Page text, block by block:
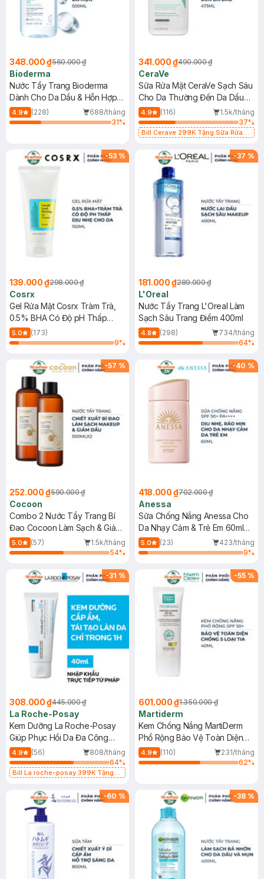
348.000 ₫560.000 ₫
Bioderma
Nước Tẩy Trang Bioderma
Dành Cho Da Dầu & Hỗn Hợp
500ml
4.9 (228)
688/tháng
31%
341.000 ₫490.000 ₫
CeraVe
Sữa Rửa Mặt CeraVe Sạch Sâu
Cho Da Thường Đến Da Dầu
473ml
4.9 (116)
1.5k/tháng
37%
Bill Cerave 299K Tặng Sữa Rửa
-53 %
139.000 ₫298.000 ₫
Cosrx
Gel Rửa Mặt Cosrx Tràm Trà,
0.5% BHA Có Độ pH Thấp
150ml
5.0
(173)
9%
-37 %
181.000 ₫289.000 ₫
L'Oreal
Nước Tẩy Trang L'Oreal Làm
Sạch Sâu Trang Điểm 400ml
4.8 (298)
734/tháng
64%
-57 %
252.000 ₫590.000 ₫
Cocoon
Combo 2 Nước Tẩy Trang Bí
Đao Cocoon Làm Sạch & Giảm
Dầu 500ml
5.0 (57)
1.5k/tháng
54%
-40 %
418.000 ₫702.000 ₫
Anessa
Sữa Chống Nắng Anessa Cho
Da Nhạy Cảm & Trẻ Em 60ml
(Mới)
5.0 (23)
423/tháng
9%
-31 %
308.000 ₫445.000 ₫
La Roche-Posay
Kem Dưỡng La Roche-Posay
Giúp Phục Hồi Da Đa Công
Dụng 40ml
4.9 (56)
808/tháng
64%
Bill La roche-posay 399K Tặng
(SL có hạn)
-55 %
601.000 ₫1.350.000 ₫
Martiderm
Kem Chống Nắng MartiDerm
Phổ Rộng Bảo Vệ Toàn Diện
40ml
4.9 (110)
231/tháng
62%
-60 % -38 %